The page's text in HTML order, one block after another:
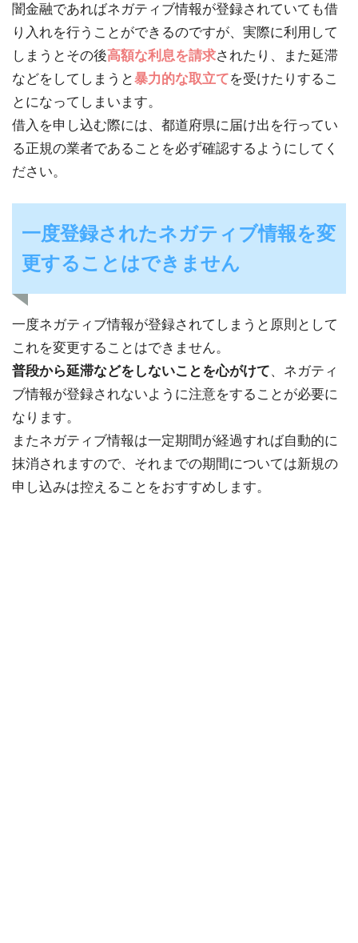
闇金融であればネガティブ情報が登録されていても借
り入れを行うことができるのですが、実際に利用して
しまうとその後高額な利息を請求されたり、また延滞
などをしてしまうと暴力的な取立てを受けたりするこ
とになってしまいます。
借入を申し込む際には、都道府県に届け出を行ってい
る正規の業者であることを必ず確認するようにしてく
ださい。
一度登録されたネガティブ情報を変
更することはできません
一度ネガティブ情報が登録されてしまうと原則として
これを変更することはできません。
普段から延滞などをしないことを心がけて、ネガティ
ブ情報が登録されないように注意をすることが必要に
なります。
またネガティブ情報は一定期間が経過すれば自動的に
抹消されますので、それまでの期間については新規の
申し込みは控えることをおすすめします。